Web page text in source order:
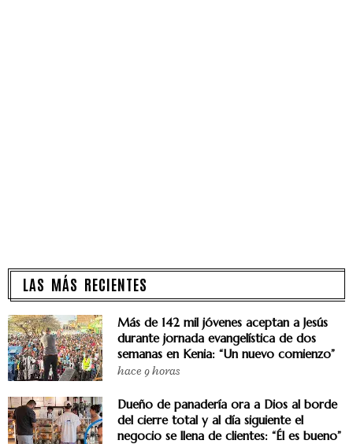
LAS MÁS RECIENTES
Más de 142 mil jóvenes aceptan a Jesús
durante jornada evangelística de dos
semanas en Kenia: “Un nuevo comienzo”
hace 9 horas
Dueño de panadería ora a Dios al borde
del cierre total y al día siguiente el
negocio se llena de clientes: “Él es bueno”